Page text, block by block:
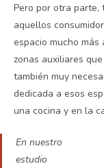
Pero por otra parte,
aquellos
espacio mucho más
zonas auxiliares
también muy
dedicada a esos
una cocina y en la
En nuestro
estudio